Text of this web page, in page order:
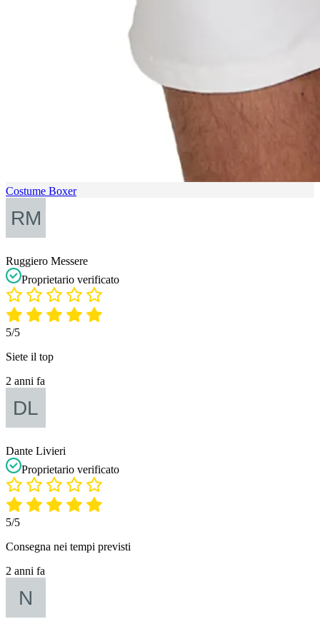
Costume Boxer
Ruggiero Messere
Proprietario verificato
5/5
Siete il top
2 anni fa
Dante Livieri
Proprietario verificato
5/5
Consegna nei tempi previsti
2 anni fa